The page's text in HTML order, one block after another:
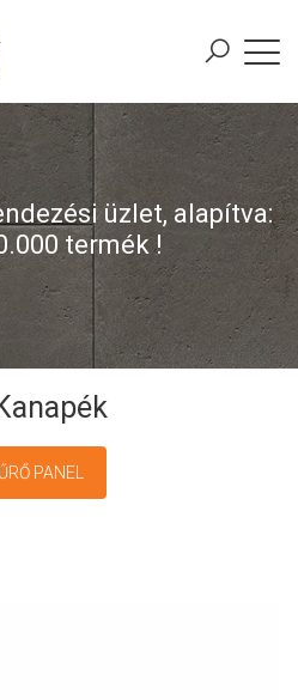
üzlet, alapítva:
termék !
PANEL